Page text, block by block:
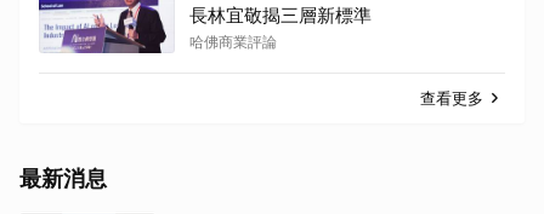
長林宜敬揭三層新標準
哈佛商業評論
查看更多
最新消息